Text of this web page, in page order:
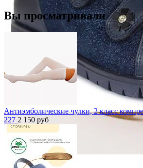
Вы просматривали
Антиэмболические чулки, 2 класс
227 2 150 руб